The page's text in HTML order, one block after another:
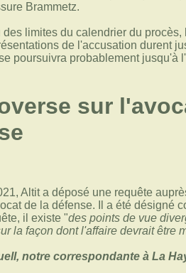
Brammetz.
des limites du calendrier du
de l'accusation durent
poursuivra probablement jusqu'à
sur
Altit a déposé une requête
de la défense. Il a été désigné
il existe "des points de vue
la façon dont l'affaire devrait être
notre correspondante à La